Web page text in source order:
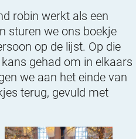
robin werkt als een
sturen we ons boekje
op de lijst. Op die
gehad om in elkaars
we aan het einde van
terug, gevuld met